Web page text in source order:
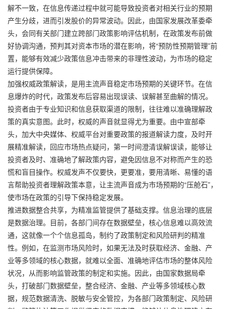
解不一致，在信息传递过程中就可能导致投资者对相关行业的预期
产生分歧，进而引发股价的异常波动。因此，由国家发展改革委牵
头，会同有关部门建立跨部门政策影响评估机制，在政策发布前做
好协调沟通，预判其对资本市场的潜在影响，将“预防性预期管理”前
置，能够有效减少政策信息冲击带来的非理性波动，为市场的稳定
运行提供保障。
加强权威政策解读，是用主流声音稳定市场预期的关键环节。在信
息爆炸的时代，政策发布后容易出现误读、误解甚至曲解的情况。
投资者由于专业知识和信息获取渠道的限制，往往难以准确理解政
策的真实意图。此时，权威的声音就显得尤为重要。由中宣部牵
头，加大中央媒体、权威平台对重要政策的报道解读力度，及时开
展精准解读，回应市场热点疑问，第一时间澄清误解误读，能够让
投资者及时、准确地了解政策内容，避免因信息不对称而产生的恐
慌和盲目操作。权威发声不仅要快，更要准，要用清晰、易懂的语
言帮助投资者理解政策本意，让主流声音成为市场预期的“压舱石”，
使市场在政策的引导下保持稳定发展。
推进数据整合共享，为精准监管提供了基础支撑。信息治理的底层
是数据治理。目前，各部门间存在数据壁垒，核心信息难以高效流
通，这就像一个个信息孤岛，制约了政策制定和风险研判的精准
性。例如，在监测市场风险时，如果无法及时获取经济、金融、产
业等多领域的核心数据，就难以全面、准确地评估市场的整体风险
状况，从而影响监管政策的制定和实施。因此，由国家数据局牵
头，打破部门数据壁垒，整合经济、金融、产业等多领域核心数
据，规范数据清洗、脱敏与安全管控，为各部门政策制定、风险研